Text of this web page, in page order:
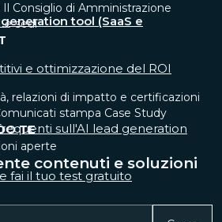
Il Consiglio di Amministrazione
sedi
relazioni di impatto e certificazioni
stampa Case Study
TE
aperte
contenuti e soluzioni
tool (SaaS e
e ottimizzazione del ROI
sull'AI lead generation
fai il tuo test gratuito